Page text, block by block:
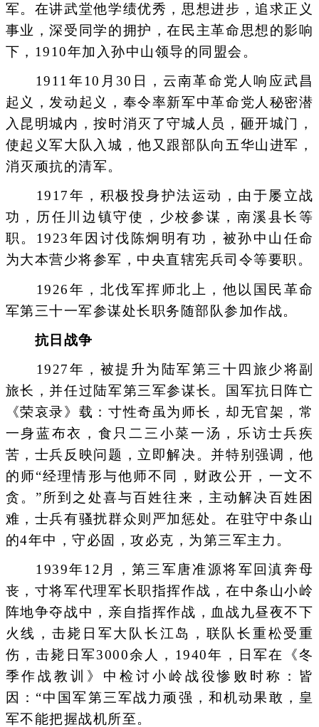
军。在讲武堂他学绩优秀，思想进步，追求正义
事业，深受同学的拥护，在民主革命思想的影响
下，1910年加入孙中山领导的同盟会。
1911年10月30日，云南革命党人响应武昌
起义，发动起义，奉令率新军中革命党人秘密潜
入昆明城内，按时消灭了守城人员，砸开城门，
使起义军大队入城，他又跟部队向五华山进军，
消灭顽抗的清军。
1917年，积极投身护法运动，由于屡立战
功，历任川边镇守使，少校参谋，南溪县长等
职。1923年因讨伐陈炯明有功，被孙中山任命
为大本营少将参军，中央直辖宪兵司令等要职。
1926年，北伐军挥师北上，他以国民革命
军第三十一军参谋处长职务随部队参加作战。
抗日战争
1927年，被提升为陆军第三十四旅少将副
旅长，并任过陆军第三军参谋长。国军抗日阵亡
《荣哀录》载：寸性奇虽为师长，却无官架，常
一身蓝布衣，食只二三小菜一汤，乐访士兵疾
苦，士兵反映问题，立即解决。并特别强调，他
的师“经理情形与他师不同，财政公开，一文不
贪。”所到之处喜与百姓往来，主动解决百姓困
难，士兵有骚扰群众则严加惩处。在驻守中条山
的4年中，守必固，攻必克，为第三军主力。
1939年12月，第三军唐准源将军回滇奔母
丧，寸将军代理军长职指挥作战，在中条山小岭
阵地争夺战中，亲自指挥作战，血战九昼夜不下
火线，击毙日军大队长江岛，联队长重松受重
伤，击毙日军3000余人，1940年，日军在《冬
季作战教训》中检讨小岭战役惨败时称：皆
因：“中国军第三军战力顽强，和机动果敢，皇
军不能把握战机所至。